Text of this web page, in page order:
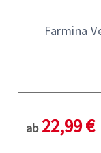
Farmina
ab 22,99 €